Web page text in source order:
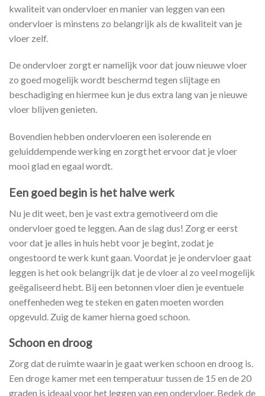
kwaliteit van ondervloer en manier van leggen van een
ondervloer is minstens zo belangrijk als de kwaliteit van je
vloer zelf.
De ondervloer zorgt er namelijk voor dat jouw nieuwe vloer
zo goed mogelijk wordt beschermd tegen slijtage en
beschadiging en hiermee kun je dus extra lang van je nieuwe
vloer blijven genieten.
Bovendien hebben ondervloeren een isolerende en
geluiddempende werking en zorgt het ervoor dat je vloer
mooi glad en egaal wordt.
Een goed begin is het halve werk
Nu je dit weet, ben je vast extra gemotiveerd om die
ondervloer goed te leggen. Aan de slag dus! Zorg er eerst
voor dat je alles in huis hebt voor je begint, zodat je
ongestoord te werk kunt gaan. Voordat je je ondervloer gaat
leggen is het ook belangrijk dat je de vloer al zo veel mogelijk
geëgaliseerd hebt. Bij een betonnen vloer dien je eventuele
oneffenheden weg te steken en gaten moeten worden
opgevuld. Zuig de kamer hierna goed schoon.
Schoon en droog
Zorg dat de ruimte waarin je gaat werken schoon en droog is.
Een droge kamer met een temperatuur tussen de 15 en de 20
graden is ideaal voor het leggen van een ondervloer. Bedek de